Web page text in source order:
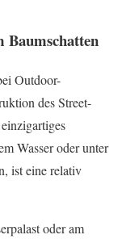
Baumschatten
Outdoor-
des Street-
Wasser oder unter
ist eine relativ
oder am